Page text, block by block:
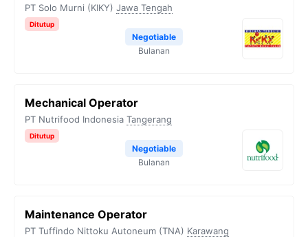
PT Solo Murni (KIKY) Jawa Tengah
Ditutup
Negotiable
Bulanan
Mechanical Operator
PT Nutrifood Indonesia Tangerang
Ditutup
Negotiable
Bulanan
Maintenance Operator
PT Tuffindo Nittoku Autoneum (TNA) Karawang